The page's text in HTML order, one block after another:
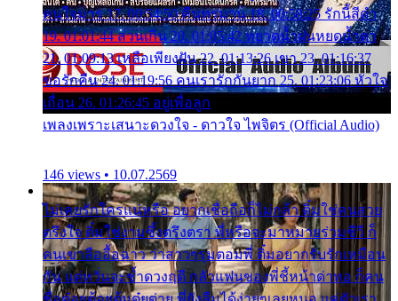
คนใจมาร 17. 00:54:50 คืนทรมาน 18. 00:58:25 รักนี้สีดำ
19. 01:01:44 ส่วนเกิน 20. 01:05:42 หยาดน้ำฝนหยดน้ำตา
21. 01:09:13 เหลือเพียงฝัน 22. 01:13:26 เขา 23. 01:16:37
ขอรักคืน 24. 01:19:56 คนเรารักกันยาก 25. 01:23:06 หัวใจ
เถื่อน 26. 01:26:45 อยู่เพื่อลูก
เพลงเพราะเสนาะดวงใจ - ดาวใจ ไพจิตร (Official Audio)
146 views • 10.07.2569
ไม่เคยรักใครแน่หรือ อยากเชื่อถือก็ไม่กล้า ติ๋มใช่คนสวย
ตรึงใจ ติ๋มใช่งามซึ้งตรึงตรา พี่หรือจะมาหมายร่วมชีวี ก็
คนเขาลืออื้อฉาว ว่าสาวๆรุมตอมพี่ ติ๋มอยากรับรักเหมือน
กัน แต่หวั่นจะช้ำดวงฤดี กลัวแฟนของพี่ชี้หน้าด่าทอ ก็คน